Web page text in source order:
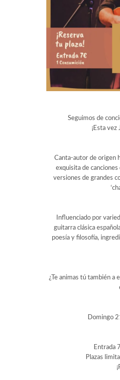
Seguimos de
¡Esta
Canta-autor de origen
exquisita de
versiones de grandes
Influenciado por
guitarra clásica
poesía y filosofía,
¿Te animas tú también a
Domingo
Entrada
Plazas